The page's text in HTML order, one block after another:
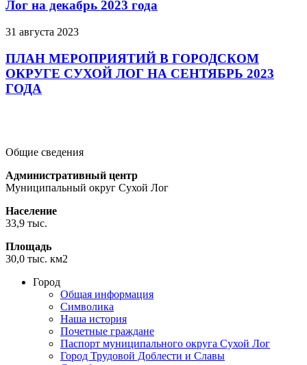
Лог на декабрь 2023 года
31 августа 2023
ПЛАН МЕРОПРИЯТИЙ В ГОРОДСКОМ
ОКРУГЕ СУХОЙ ЛОГ НА СЕНТЯБРЬ 2023
ГОДА
Общие сведения
Административный центр
Муниципальный округ Сухой Лог
Население
33,9 тыс.
Площадь
30,0 тыс. км2
Город
Общая информация
Символика
Наша история
Почетные граждане
Паспорт муниципального округа Сухой Лог
Город Трудовой Доблести и Славы